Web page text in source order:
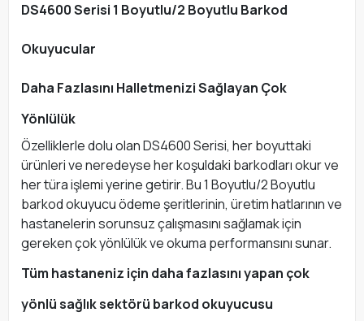
DS4600 Serisi 1 Boyutlu/2 Boyutlu Barkod
Okuyucular
Daha Fazlasını Halletmenizi Sağlayan Çok
Yönlülük
Özelliklerle dolu olan DS4600 Serisi, her boyuttaki
ürünleri ve neredeyse her koşuldaki barkodları okur ve
her türa işlemi yerine getirir. Bu 1 Boyutlu/2 Boyutlu
barkod okuyucu ödeme şeritlerinin, üretim hatlarının ve
hastanelerin sorunsuz çalışmasını sağlamak için
gereken çok yönlülük ve okuma performansını sunar.
Tüm hastaneniz için daha fazlasını yapan çok
yönlü sağlık sektörü barkod okuyucusu